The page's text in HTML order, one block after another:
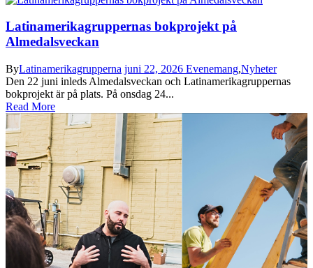
Latinamerikagruppernas bokprojekt på
Almedalsveckan
ByLatinamerikagrupperna juni 22, 2026 Evenemang,Nyheter
Den 22 juni inleds Almedalsveckan och Latinamerikagruppernas
bokprojekt är på plats. På onsdag 24...
Read More